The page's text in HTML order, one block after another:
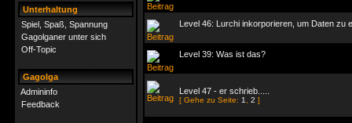
Unterhaltung
Spiel, Spaß, Spannung
Gagolganer unter sich
Off-Topic
Gagolga
Admininfo
Feedback
Level 46: Lurchi inkorporieren, um Daten zu
Level 39: Was ist das?
Level 47 - er schrieb.....
[ Gehe zu Seite: 1 2 ]